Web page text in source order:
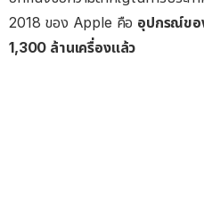
2018 ของ Apple คือ อุปกรณ์ขอ
1,300 ล้านเครื่องแล้ว